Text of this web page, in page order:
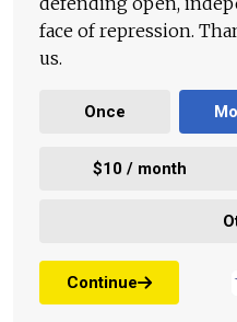
face of repression.
us.
Once
$10 / month
Continue